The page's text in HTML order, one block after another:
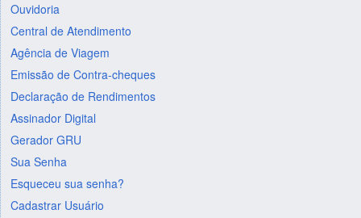
Ouvidoria
Central de Atendimento
Agência de Viagem
Emissão de Contra-cheques
Declaração de Rendimentos
Assinador Digital
Gerador GRU
Sua Senha
Esqueceu sua senha?
Cadastrar Usuário